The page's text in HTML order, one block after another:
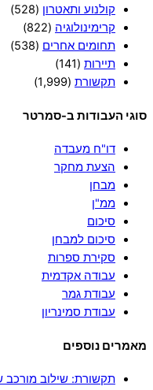
קולנוע ותאטרון (528)
קרימינולוגיה (822)
תחומים אחרים (538)
תיירות (141)
תקשורת (1,999)
סוגי העבודות ב-סמרטר
דו"ח מעבדה
הצעת מחקר
מבחן
ממ"ן
סיכום
סיכום למבחן
סקירת ספרות
עבודה אקדמית
עבודת גמר
עבודת סמינריון
מאמרים נוספים
תקשורת: שילוב מורכב